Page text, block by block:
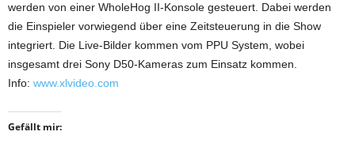
werden von einer WholeHog II-Konsole gesteuert. Dabei werden
die Einspieler vorwiegend über eine Zeitsteuerung in die Show
integriert. Die Live-Bilder kommen vom PPU System, wobei
insgesamt drei Sony D50-Kameras zum Einsatz kommen.
Info: www.xlvideo.com
Gefällt mir: